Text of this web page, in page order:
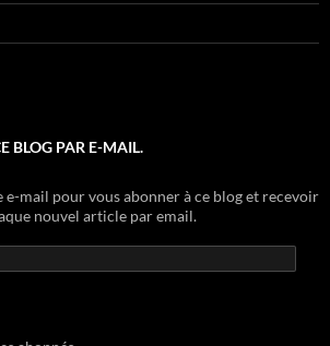
BLOG PAR E-MAIL.
e-mail pour vous abonner à ce blog et recevoir
nouvel article par email.